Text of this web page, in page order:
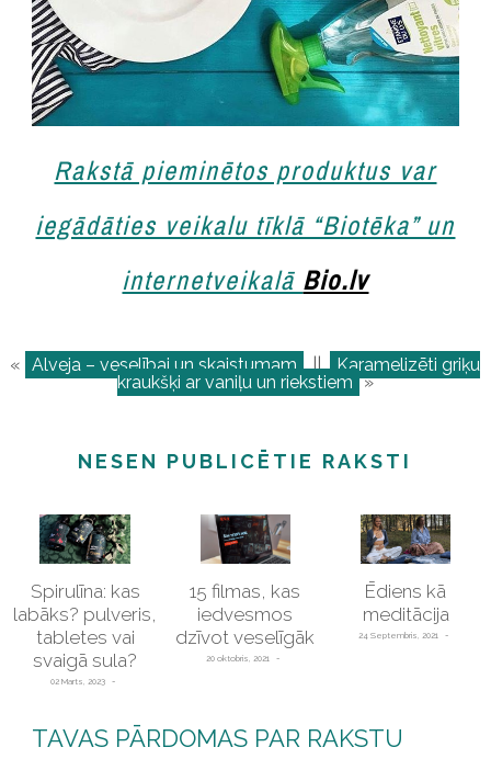
Rakstā pieminētos produktus var
iegādāties veikalu tīklā “Biotēka” un
internetveikalā Bio.lv
« Alveja – veselībai un skaistumam || Karamelizēti griķu
kraukšķi ar vaniļu un riekstiem »
NESEN PUBLICĒTIE RAKSTI
Spirulīna: kas
labāks? pulveris,
tabletes vai
svaigā sula?
02 Marts, 2023
15 filmas, kas
iedvesmos
dzīvot veselīgāk
20 oktobris, 2021
Ēdiens kā
meditācija
24 Septembris, 2021
TAVAS PĀRDOMAS PAR RAKSTU